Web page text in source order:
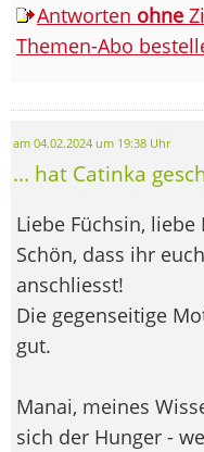
Antworten ohne
Themen-Abo
am 04.02.2024 um 19:38 Uhr
... hat Catinka
Liebe Füchsin, liebe
Schön, dass ihr
anschliesst!
Die gegenseitige
gut.
Manai, meines
sich der Hunger -